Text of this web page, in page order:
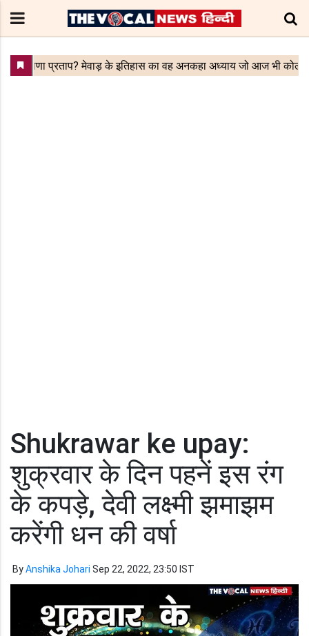
Shukrawar ke upay:
शुक्रवार के दिन पहनें इस रंग
के कपड़े, देवी लक्ष्मी झमाझम
करेंगी धन की वर्षा
ByAnshika Johari Sep 22, 2022, 23:50 IST